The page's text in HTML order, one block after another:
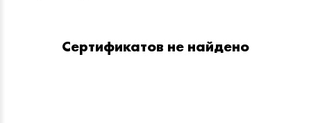
Сертификатов не найдено